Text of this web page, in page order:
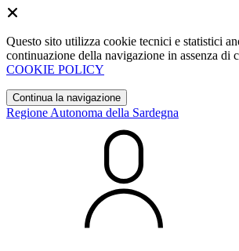
Questo sito utilizza cookie tecnici e statistici
continuazione della navigazione in assenza
COOKIE POLICY
Continua la navigazione
Regione Autonoma della Sardegna